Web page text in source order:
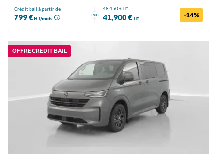
Crédit bail à partir de
799 €HT/mois
ou
48,450 €HT
41,900 € HT -14%
OFFRE CRÉDIT BAIL